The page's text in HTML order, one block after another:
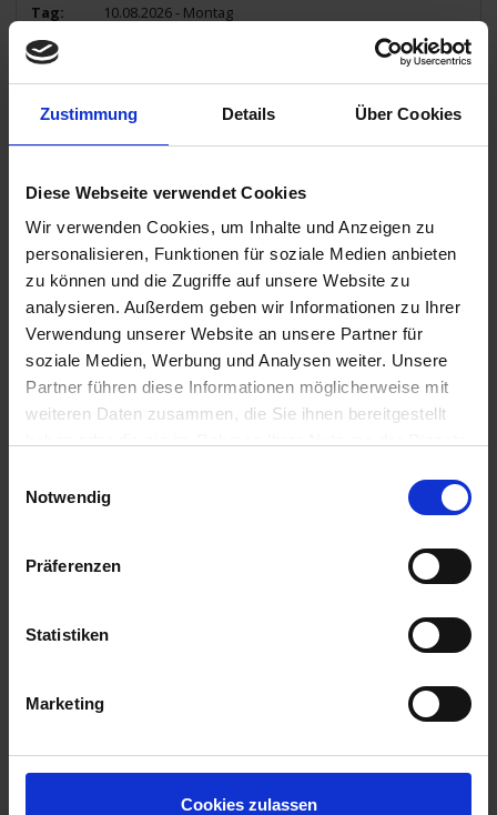
Zustimmung Details Über Cookies
Diese Webseite verwendet Cookies
Wir verwenden Cookies, um Inhalte und Anzeigen zu
personalisieren, Funktionen für soziale Medien anbieten
zu können und die Zugriffe auf unsere Website zu
analysieren. Außerdem geben wir Informationen zu Ihrer
Verwendung unserer Website an unsere Partner für
soziale Medien, Werbung und Analysen weiter. Unsere
Partner führen diese Informationen möglicherweise mit
weiteren Daten zusammen, die Sie ihnen bereitgestellt
Notwendig
Präferenzen
Statistiken
Marketing
Cookies zulassen
10.08.2026 - Montag
16.30 Uhr
11.08.2026 - Dienstag
Mystery Island / Vanuatu
17.00 Uhr
12.08.2026 - Mittwoch
/
06.00 Uhr
13.08.2026 - Donnerstag
Erholung auf See
14.08.2026 - Freitag
Erholung auf See
16.08.2026 - Sonntag
Anthem of the Seas